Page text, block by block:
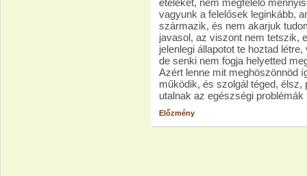
ételeket, nem megfelelő
vagyunk a felelősek leginkább,
származik, és nem akarjuk
javasol, az viszont nem tetszik,
jelenlegi állapotot te hoztad
de senki nem fogja helyetted
Azért lenne mit meghöszönnöd
működik, és szolgál téged, élsz,
utalnak az egészségi problémák
Előzmény